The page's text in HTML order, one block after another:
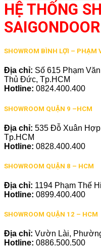
HỆ THỐNG
SAIGONDOOR
SHOWROM BÌNH LỢI – PHẠM
Địa chỉ: Số 615 Phạm
Thủ Đức, Tp.HCM
Hotline: 0824.400.400
SHOWROOM QUẬN 9 –HCM
Địa chỉ: 535 Đỗ Xuân
Tp.HCM
Hotline: 0828.400.400
SHOWROOM QUẬN 8 – HCM
Địa chỉ: 1194 Phạm Thế
Hotline: 0899.400.400
SHOWROOM QUẬN 12 – HCM
Địa chỉ: Vườn Lài,
Hotline: 0886.500.500